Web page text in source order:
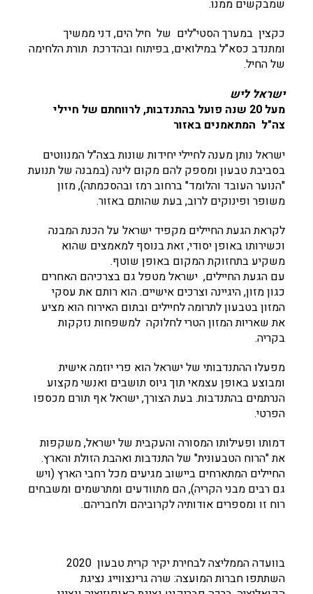
שמבקשים ממנו.
כקצין במערך הסטי"לים של חיל הים, דני ממשיך
ומתנדב כסא"ל במילואים, בפיתוח ובהדרכת תורת הלחימה
של החיל.
ישראל ליש
מעל 20 שנה פועל בהתנדבות, לרווחתם של חיילי
צה"ל המתאמנים באזור
ישראל נותן מענה לחיילי יחידות שונות בצה"ל המנווטים
בסביבת טבעון ומספק להם מקום לינה (במבנה של תנועת
"הנוער העובד והלומד" ברחוב רמז ובהסכמתה), מזון
משופר ופינוקים לרוב, בעת שהותם באזור.
לקראת הגעת החיילים מקפיד ישראל על הכנת המבנה
וכשירותו באופן יסודי, זאת בנוסף למאמצים שהוא
משקיע בתחזוקת המקום באופן שוטף.
עם הגעת החיילים, ישראל מטפל גם בצרכיהם האחרים
כגון מזון, היגיינה וצרכים אישיים. הוא רותם את עסקי
המזון בטבעון לתרומה לחיילים ובתום האירוח הוא מציע
את שאריות המזון הטרי לחלוקה למשפחות נזקקות
בקריה.
מפעלו ההתנדבותי של ישראל הוא פרי יוזמה אישית
ומבוצע באופן עצמאי תוך גיוס תושבים ואנשי מקצוע
הנרתמים בהתנדבות. בעת הצורך, ישראל אף תורם מכספו
הפרטי.
דמותו ופעילותו המסורה והעקבית של ישראל, משקפות
את "הרוח הטבעונית" של התנדבות ואהבת הזולת והארץ.
החיילים המתארחים ביישוב מגיעים מכל רחבי הארץ (ויש
גם רבים מבני הקריה), הם מתוודעים ומתרשמים ומשבחים
רוח זו ומספרים אודותיה לקרוביהם ולחבריהם.
בוועדה הממליצה לבחירת יקיר קרית טבעון 2020
השתתפוחברות המועצה: שרה גרינצווייג נציגת